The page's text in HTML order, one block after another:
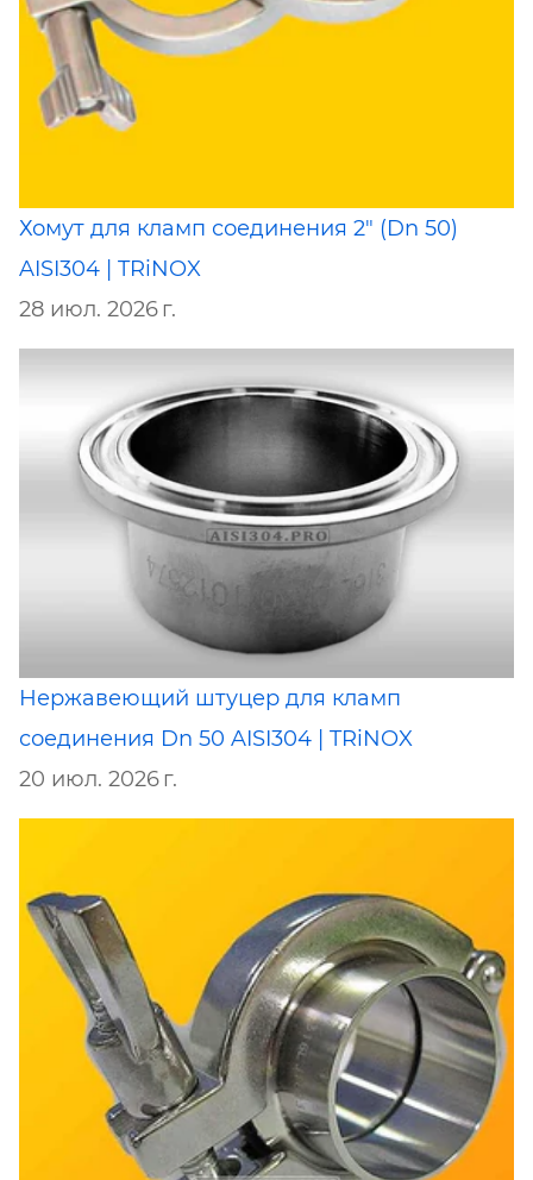
Хомут для кламп соединения 2" (Dn 50)
AISI304 | TRiNOX
28 июл. 2026 г.
Нержавеющий штуцер для кламп
соединения Dn 50 AISI304 | TRiNOX
20 июл. 2026 г.